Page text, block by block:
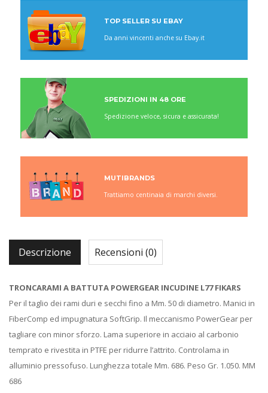
TOP SELLER SU EBAY
Da anni vincenti anche su Ebay.it
SPEDIZIONI IN 48 ORE
Spedizione veloce, sicura e assicurata!
MUTIBRANDS
Trattiamo centinaia di marchi diversi.
Descrizione Recensioni (0)
TRONCARAMI A BATTUTA POWERGEAR INCUDINE L77 FIKARS
Per il taglio dei rami duri e secchi fino a Mm. 50 di diametro. Manici in
FiberComp ed impugnatura SoftGrip. Il meccanismo PowerGear per
tagliare con minor sforzo. Lama superiore in acciaio al carbonio
temprato e rivestita in PTFE per ridurre l’attrito. Controlama in
alluminio pressofuso. Lunghezza totale Mm. 686. Peso Gr. 1.050. MM
686